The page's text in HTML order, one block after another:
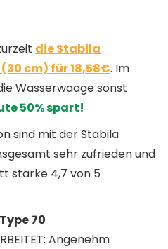
die Stabila
cm) für 18,58€. Im
Wasserwaage sonst
50% spart!
sind mit der Stabila
sehr zufrieden und
starke 4,7 von 5
70
Angenehm